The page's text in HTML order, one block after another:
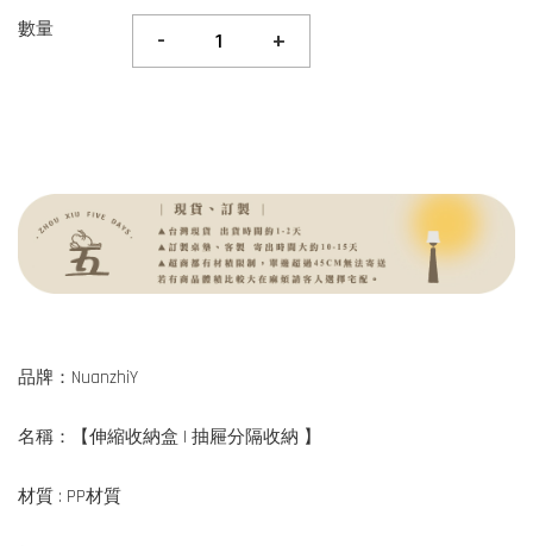
數量 - +
品牌：NuanzhiY
名稱：【伸縮收納盒 | 抽屜分隔收納 】
材質 : PP材質